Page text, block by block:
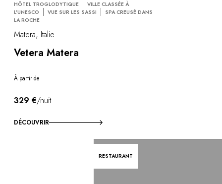
HÔTEL TROGLODYTIQUE
VILLE CLASSÉE À
L’UNESCO
VUE SUR LES SASSI
SPA CREUSÉ DANS
LA ROCHE
Matera, Italie
Vetera Matera
À partir de
329 €/nuit
DÉCOUVRIR
RESTAURANT